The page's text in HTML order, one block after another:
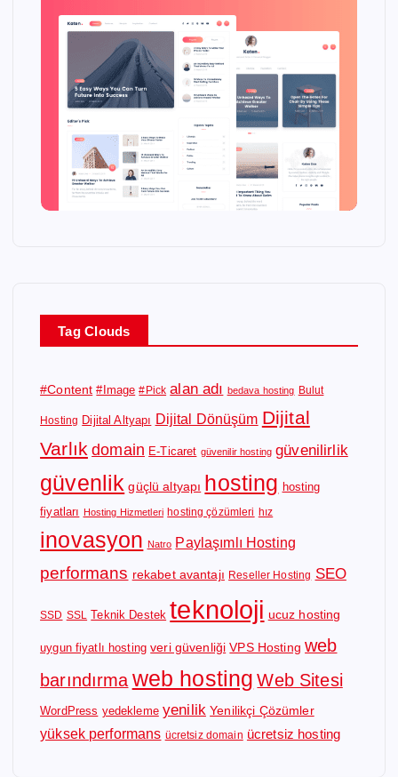
Tag Clouds
#Content #Image #Pick alan adı bedava hosting Bulut
Hosting Dijital Altyapı Dijital Dönüşüm Dijital
Varlık domain E-Ticaret güvenilir hosting güvenilirlik
güvenlik güçlü altyapı hosting hosting
fiyatları Hosting Hizmetleri hosting çözümleri hız
inovasyon Natro Paylaşımlı Hosting
performans rekabet avantajı Reseller Hosting SEO
SSD SSL Teknik Destek teknoloji ucuz hosting
uygun fiyatlı hosting veri güvenliği VPS Hosting web
barındırma web hosting Web Sitesi
WordPress yedekleme yenilik Yenilikçi Çözümler
yüksek performans ücretsiz domain ücretsiz hosting